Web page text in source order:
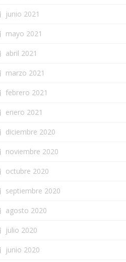
junio 2021
mayo 2021
abril 2021
marzo 2021
febrero 2021
enero 2021
diciembre 2020
noviembre 2020
octubre 2020
septiembre 2020
agosto 2020
julio 2020
junio 2020